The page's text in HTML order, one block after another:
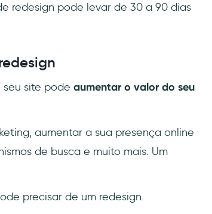
redesign pode levar de 30 a 90 dias
seu site pode aumentar o valor do seu
aumentar a sua presença online
de busca e muito mais. Um
precisar de um redesign.